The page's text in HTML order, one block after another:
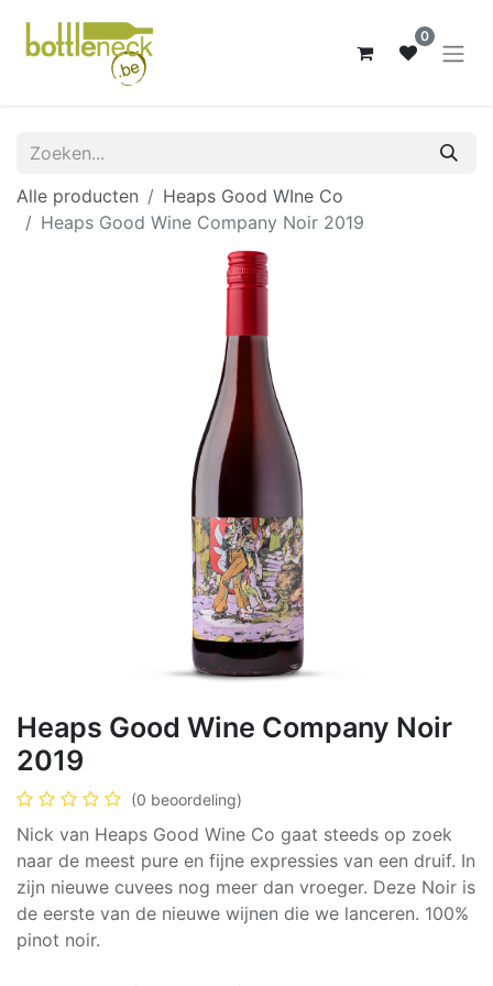
0
Alle producten
Heaps Good WIne Co
Heaps Good Wine Company Noir 2019
Heaps Good Wine Company Noir
2019
(0 beoordeling)
Nick van Heaps Good Wine Co gaat steeds op zoek
naar de meest pure en fijne expressies van een druif. In
zijn nieuwe cuvees nog meer dan vroeger. Deze Noir is
de eerste van de nieuwe wijnen die we lanceren. 100%
pinot noir.